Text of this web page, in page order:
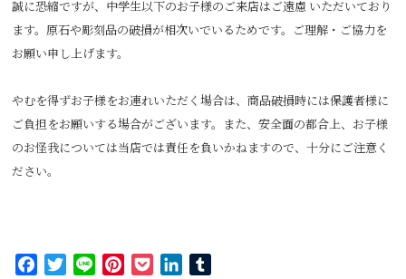
誠に恐縮ですが、中学生以下のお子様のご来店はご遠慮 いただいており
ます。原石や彫刻品の破損が相次いでいるためです。ご理解・ご協力を
お願い申し上げます。
やむを得ずお子様をお連れいただく場合は、商品破損時には保護者様に
ご負担をお願いする場合がございます。また、安全面の都合上、お子様
のお怪我については当店では責任を負いかねますので、十分にご注意く
ださい。
FacebookTwitterLine PinterestPocketLinkedIn